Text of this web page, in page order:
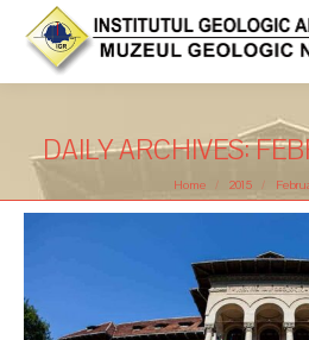
DAILY ARCHIVES:
You are here:
Home 2015